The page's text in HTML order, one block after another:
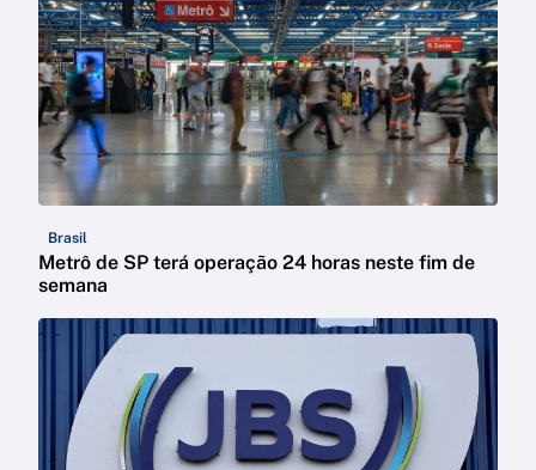
Brasil
Metrô de SP terá operação 24 horas neste fim de
semana